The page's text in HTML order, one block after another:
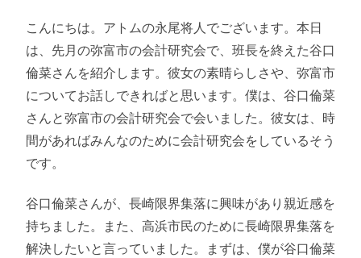
こんにちは。アトムの永尾将人でございます。本日
は、先月の弥富市の会計研究会で、班長を終えた谷口
倫菜さんを紹介します。彼女の素晴らしさや、弥富市
についてお話しできればと思います。僕は、谷口倫菜
さんと弥富市の会計研究会で会いました。彼女は、時
間があればみんなのために会計研究会をしているそう
です。
谷口倫菜さんが、長崎限界集落に興味があり親近感を
持ちました。また、高浜市民のために長崎限界集落を
解決したいと言っていました。まずは、僕が谷口倫菜